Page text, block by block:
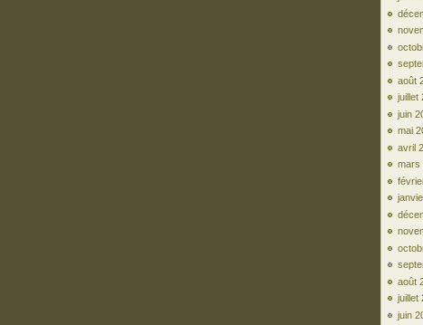
août
juillet
juin
mai
avril
mars
août
juillet
juin